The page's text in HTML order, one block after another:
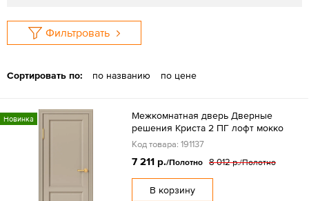
Фильтровать
Сортировать по: по названию по цене
Новинка
Межкомнатная дверь Дверные
решения Криста 2 ПГ лофт мокко
Код товара: 191137
7 211 р./Полотно 8 012 р./Полотно
В корзину